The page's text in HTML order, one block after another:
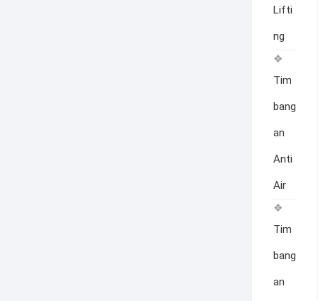
Lifti
ng
Tim
bang
an
Anti
Air
Tim
bang
an